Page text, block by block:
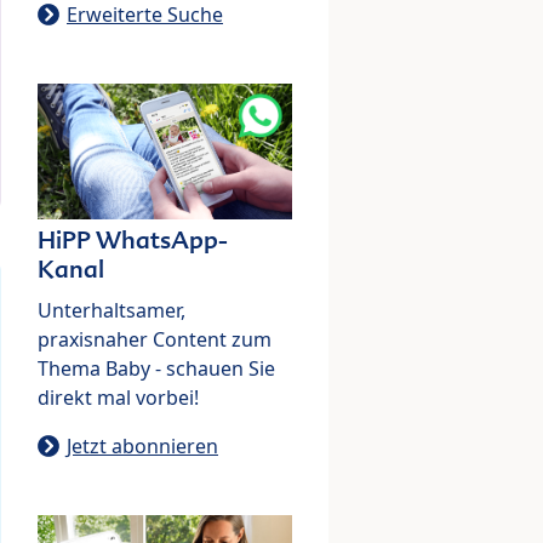
Erweiterte Suche
HiPP WhatsApp-
Kanal
Unterhaltsamer,
praxisnaher Content zum
Thema Baby - schauen Sie
direkt mal vorbei!
Jetzt abonnieren